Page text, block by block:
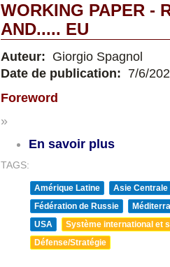
WORKING PAPER -
AND..... EU
Auteur: Giorgio Spagnol
Date de publication: 7/6/
Foreword
»
En savoir plus
TAGS:
Amérique Latine
Asie Centrale
Fédération de Russie
USA
Système international et
Défense/Stratégie